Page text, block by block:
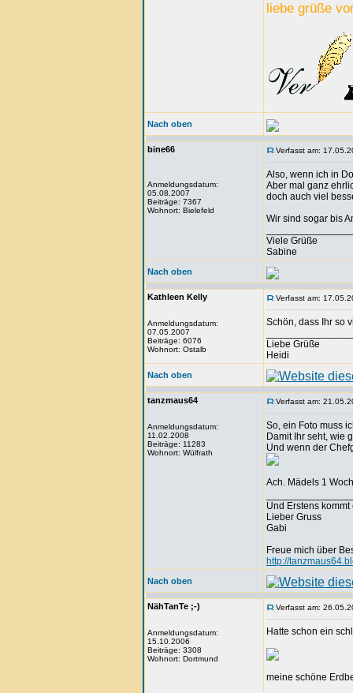
liebe grüße
Nach oben
bine66
Anmeldungsdatum:
05.08.2007
Beiträge: 7367
Wohnort: Bielefeld
Verfasst am:
Also, wenn ich in
Aber mal ganz
doch auch viel
Wir sind sogar bis
Viele Grüße
Sabine
Nach oben
Kathleen Kelly
Anmeldungsdatum:
07.05.2007
Beiträge: 6076
Wohnort: Ostalb
Verfasst am:
Schön, dass Ihr so
Liebe Grüße
Heidi
Nach oben
tanzmaus64
Anmeldungsdatum:
11.02.2008
Beiträge: 11283
Wohnort: Wülfrath
Verfasst am:
So, ein Foto muss
Damit Ihr seht, wie
Und wenn der
Ach. Mädels 1
Und Erstens
Lieber Gruss
Gabi
Freue mich über
http://
Nach oben
NähTanTe ;-)
Anmeldungsdatum:
15.10.2006
Beiträge: 3308
Wohnort: Dortmund
Verfasst am:
Hatte schon ein
meine schöne